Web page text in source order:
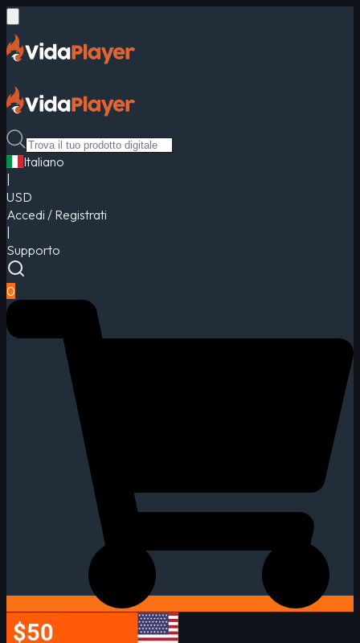
Italiano
USD
Accedi / Registrati
Supporto
0